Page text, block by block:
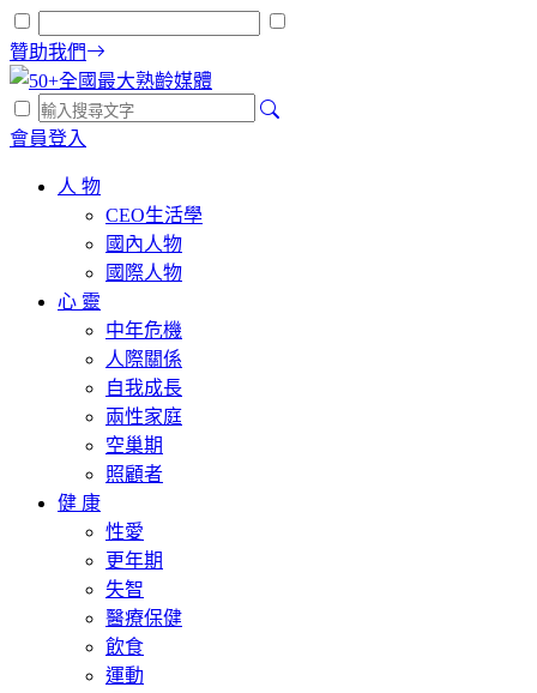
贊助我們
會員登入
人 物
CEO生活學
國內人物
國際人物
心 靈
中年危機
人際關係
自我成長
兩性家庭
空巢期
照顧者
健 康
性愛
更年期
失智
醫療保健
飲食
運動